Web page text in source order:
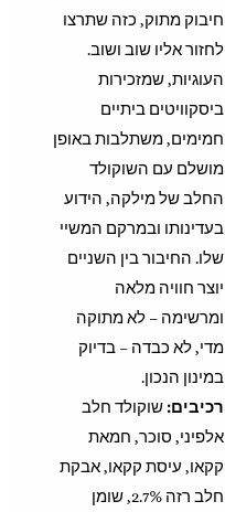
חיבוק מתוק, כזה שתרצו
לחזור אליו שוב ושוב.
העוגיות, שמזכירות
ביסקוויטים ביתיים
חמימים, משתלבות באופן
מושלם עם השוקולד
החלב של מילקה, הידוע
בעדינותו ובמרקם המשיי
שלו. החיבור בין השניים
יוצר חוויה מלאה
ומרשימה – לא מתוקה
מדי, לא כבדה – בדיוק
במינון הנכון.
רכיבים:שוקולד חלב
אלפיני, סוכר, חמאת
קקאו, עיסת קקאו, אבקת
חלב רזה 2.7%, שומן